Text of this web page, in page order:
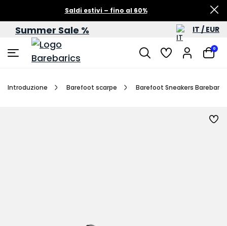
Saldi estivi – fino al 60%
Summer Sale % IT / EUR
0
Introduzione Barefoot scarpe Barefoot Sneakers